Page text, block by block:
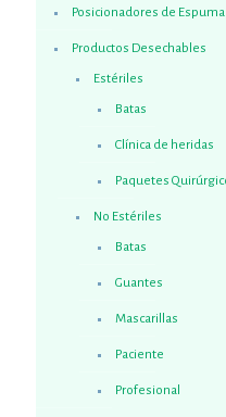
Posicionadores de Espuma
Productos Desechables
Estériles
Batas
Clínica de heridas
Paquetes
No Estériles
Batas
Guantes
Mascarillas
Paciente
Profesional